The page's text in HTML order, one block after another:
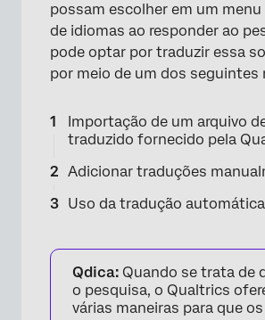
possam escolher em um
de idiomas ao responder ao
pode optar por traduzir essa
por meio de um dos seguintes
Importação de um arquivo
traduzido fornecido pela
Adicionar traduções
Uso da tradução automática
Qdica: Quando se trata de
o pesquisa, o Qualtrics
várias maneiras para que os